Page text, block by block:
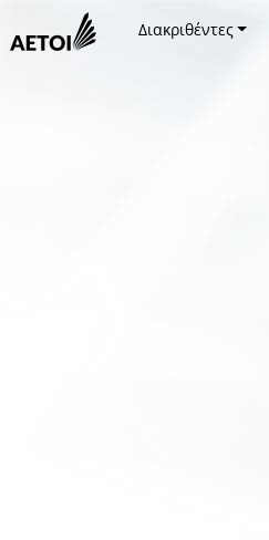
Διακριθέντες